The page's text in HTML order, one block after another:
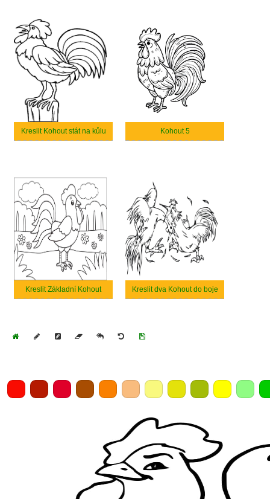
Kreslit Kohout stát na kůlu Kohout 5
Kreslit Základní Kohout Kreslit dva Kohout do boje